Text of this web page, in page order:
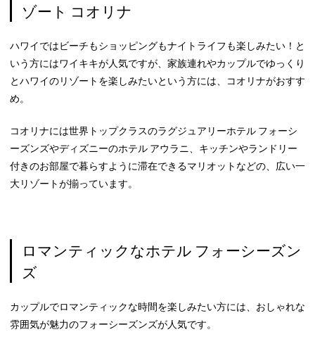
ゾート コオリナ
ハワイではビーチもショッピングもナイトライフも楽しみたい！と
いう方にはワイキキが人気ですが、家族連れやカップルでゆっくり
とハワイのリゾートを楽しみたいという方には、コオリナがおすす
め。
コオリナには世界トップクラスのラグジュアリーホテル フォーシ
ーズンズやディズニーのホテル アウラニ、キッチンやランドリー
付きのお部屋で暮らすように滞在できるマリオットなどの、広い一
大リゾートが揃っています。
ロマンティックなホテル フォーシーズン
ズ
カップルでロマンティックな時間を楽しみたい方には、おしゃれな
雰囲気が魅力のフォーシーズンズが人気です。